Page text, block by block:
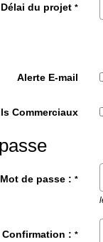
Délai du projet*
Alerte E-mail
Commerciaux
Mot de passe :*
Confirmation :*